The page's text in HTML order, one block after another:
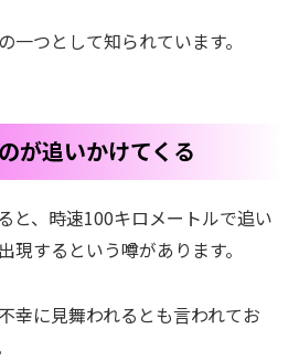
一つとして知られています。
が追いかけてくる
と、時速100キロメートルで追い
現するという噂があります。
幸に見舞われるとも言われてお